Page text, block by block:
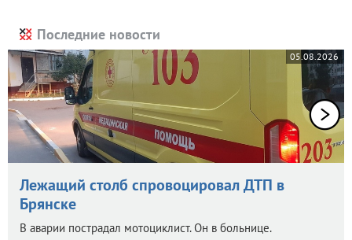
Последние новости
05.08.2026
Лежащий столб спровоцировал ДТП в
Брянске
В аварии пострадал мотоциклист. Он в больнице.